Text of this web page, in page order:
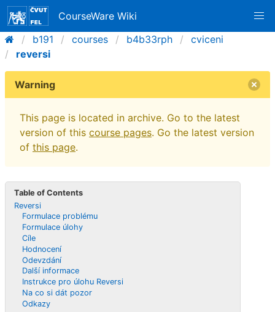
CourseWare Wiki
b191
courses b4b33rph
cviceni
reversi
Warning
This page is located in archive. Go to the latest
version of this course pages. Go the latest version
of this page.
Table of Contents
Reversi
Formulace problému
Formulace úlohy
Cíle
Hodnocení
Odevzdání
Další informace
Instrukce pro úlohu Reversi
Na co si dát pozor
Odkazy